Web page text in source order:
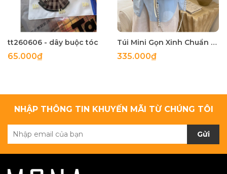
tt260606 - dây buộc tóc
65.000₫
Túi Mini Gọn Xinh Chuẩn Gu - tt260518
335.000₫
NHẬP THÔNG TIN KHUYẾN MÃI TỪ CHÚNG TÔI
Gửi